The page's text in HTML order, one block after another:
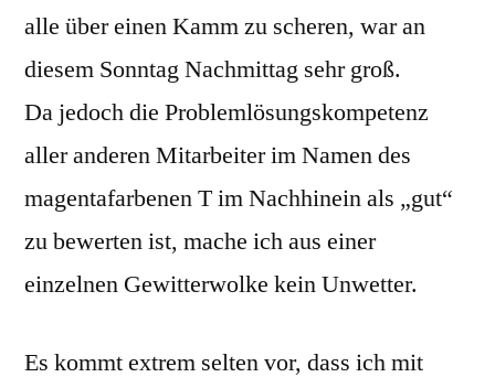
alle über einen Kamm zu scheren, war an
diesem Sonntag Nachmittag sehr groß.
Da jedoch die Problemlösungskompetenz
aller anderen Mitarbeiter im Namen des
magentafarbenen T im Nachhinein als „gut“
zu bewerten ist, mache ich aus einer
einzelnen Gewitterwolke kein Unwetter.
Es kommt extrem selten vor, dass ich mit